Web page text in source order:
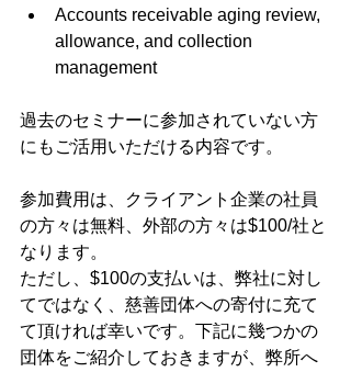
Accounts receivable aging review,
allowance, and collection
management
過去のセミナーに参加されていない方
にもご活用いただける内容です。
参加費用は、クライアント企業の社員
の方々は無料、外部の方々は$100/社と
なります。
ただし、$100の支払いは、弊社に対し
てではなく、慈善団体への寄付に充て
て頂ければ幸いです。下記に幾つかの
団体をご紹介しておきますが、弊所へ